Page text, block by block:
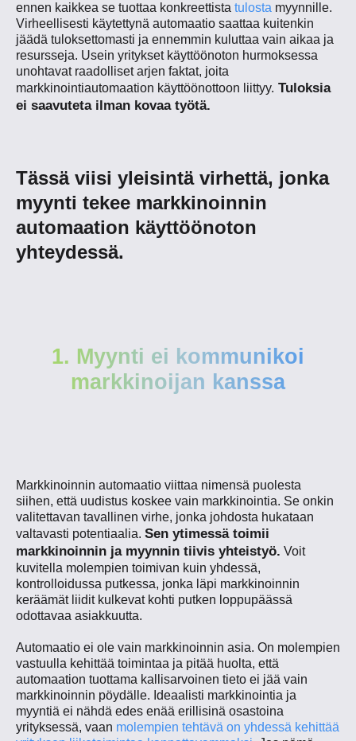
ennen kaikkea se tuottaa konkreettista tulosta myynnille.
Virheellisesti käytettynä automaatio saattaa kuitenkin
jäädä tuloksettomasti ja ennemmin kuluttaa vain aikaa ja
resursseja. Usein yritykset käyttöönoton hurmoksessa
unohtavat raadolliset arjen faktat, joita
markkinointiautomaation käyttöönottoon liittyy. Tuloksia
ei saavuteta ilman kovaa työtä.
Tässä viisi yleisintä virhettä, jonka
myynti tekee markkinoinnin
automaation käyttöönoton
yhteydessä.
1. Myynti ei kommunikoi
markkinoijan kanssa
Markkinoinnin automaatio viittaa nimensä puolesta
siihen, että uudistus koskee vain markkinointia. Se onkin
valitettavan tavallinen virhe, jonka johdosta hukataan
valtavasti potentiaalia. Sen ytimessä toimii
markkinoinnin ja myynnin tiivis yhteistyö. Voit
kuvitella molempien toimivan kuin yhdessä,
kontrolloidussa putkessa, jonka läpi markkinoinnin
keräämät liidit kulkevat kohti putken loppupäässä
odottavaa asiakkuutta.
Automaatio ei ole vain markkinoinnin asia. On molempien
vastuulla kehittää toimintaa ja pitää huolta, että
automaation tuottama kallisarvoinen tieto ei jää vain
markkinoinnin pöydälle. Ideaalisti markkinointia ja
myyntiä ei nähdä edes enää erillisinä osastoina
yrityksessä, vaan molempien tehtävä on yhdessä kehittää